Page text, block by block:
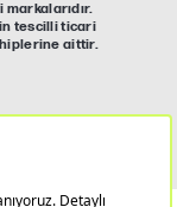
tescilli ticari
aittir.